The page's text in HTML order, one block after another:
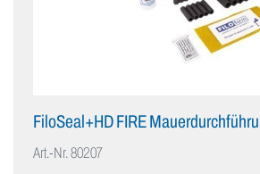
FiloSeal+HD FIRE
Art.-Nr.80207